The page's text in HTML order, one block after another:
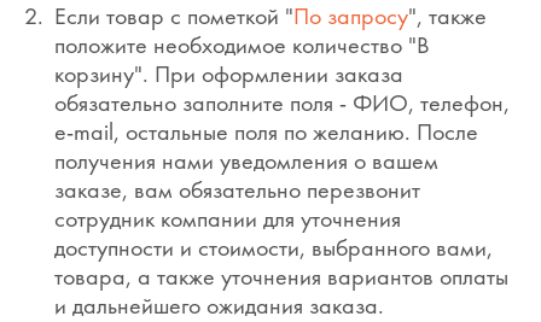
Если товар с пометкой "По запросу", также
положите необходимое количество "В
корзину". При оформлении заказа
обязательно заполните поля - ФИО, телефон,
e-mail, остальные поля по желанию. После
получения нами уведомления о вашем
заказе, вам обязательно перезвонит
сотрудник компании для уточнения
доступности и стоимости, выбранного вами,
товара, а также уточнения вариантов оплаты
и дальнейшего ожидания заказа.